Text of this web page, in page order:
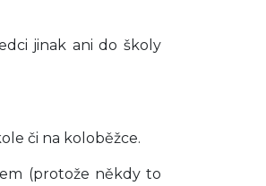
jinak ani do školy
či na koloběžce.
(protože někdy to